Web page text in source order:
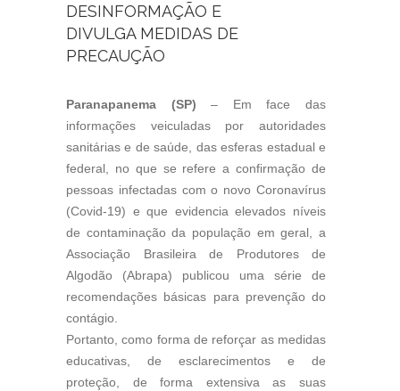
DESINFORMAÇÃO E
DIVULGA MEDIDAS DE
PRECAUÇÃO
Paranapanema (SP) – Em face das
informações veiculadas por autoridades
sanitárias e de saúde, das esferas estadual e
federal, no que se refere a confirmação de
pessoas infectadas com o novo Coronavírus
(Covid-19) e que evidencia elevados níveis
de contaminação da população em geral, a
Associação Brasileira de Produtores de
Algodão (Abrapa) publicou uma série de
recomendações básicas para prevenção do
contágio.
Portanto, como forma de reforçar as medidas
educativas, de esclarecimentos e de
proteção, de forma extensiva as suas